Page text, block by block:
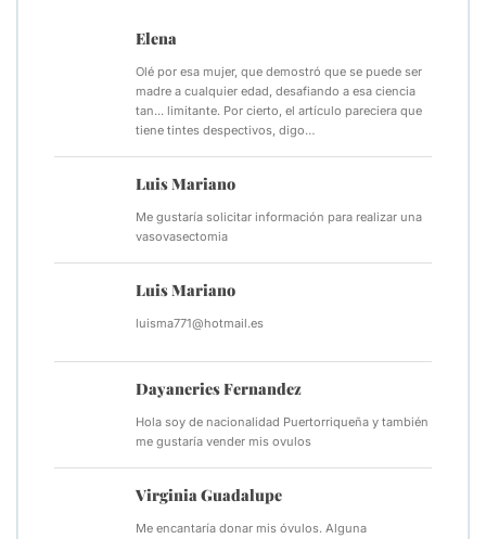
Elena
Olé por esa mujer, que demostró que se puede ser
madre a cualquier edad, desafiando a esa ciencia
tan... limitante. Por cierto, el artículo pareciera que
tiene tintes despectivos, digo…
Luis Mariano
Me gustaría solicitar información para realizar una
vasovasectomia
Luis Mariano
luisma771@hotmail.es
Dayaneries Fernandez
Hola soy de nacionalidad Puertorriqueña y también
me gustaría vender mis ovulos
Virginia Guadalupe
Me encantaría donar mis óvulos. Alguna